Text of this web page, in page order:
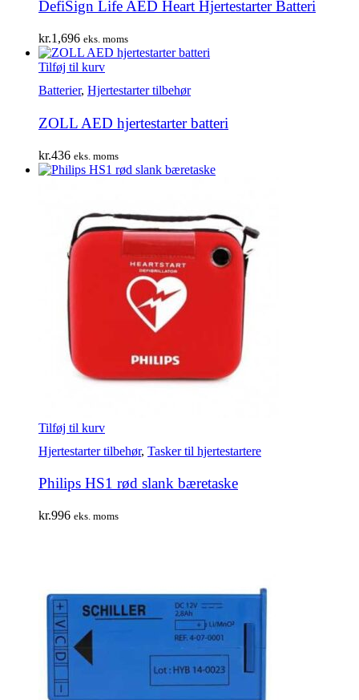
DefiSign Life AED Heart Hjertestarter Batteri
kr.1,696 eks. moms
Tilføj til kurv
Batterier, Hjertestarter tilbehør
ZOLL AED hjertestarter batteri
kr.436 eks. moms
Tilføj til kurv
Hjertestarter tilbehør, Tasker til hjertestartere
Philips HS1 rød slank bæretaske
kr.996 eks. moms